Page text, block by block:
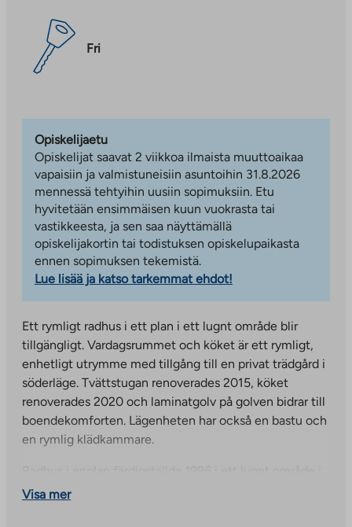
Fri
Opiskelijaetu
Opiskelijat saavat 2 viikkoa ilmaista muuttoaikaa
vapaisiin ja valmistuneisiin asuntoihin 31.8.2026
mennessä tehtyihin uusiin sopimuksiin. Etu
hyvitetään ensimmäisen kuun vuokrasta tai
vastikkeesta, ja sen saa näyttämällä
opiskelijakortin tai todistuksen opiskelupaikasta
ennen sopimuksen tekemistä.
Lue lisää ja katso tarkemmat ehdot!
Ett rymligt radhus i ett plan i ett lugnt område blir
tillgängligt. Vardagsrummet och köket är ett rymligt,
enhetligt utrymme med tillgång till en privat trädgård i
söderläge. Tvättstugan renoverades 2015, köket
renoverades 2020 och laminatgolv på golven bidrar till
boendekomforten. Lägenheten har också en bastu och
en rymlig klädkammare.
Annala, Tammerfors. I närheten finns en förskola,
Visa mer